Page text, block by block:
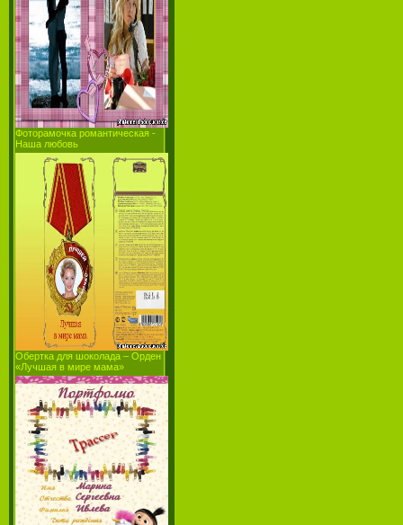
Фоторамочка романтическая -
Наша любовь
Обертка для шоколада – Орден
«Лучшая в мире мама»